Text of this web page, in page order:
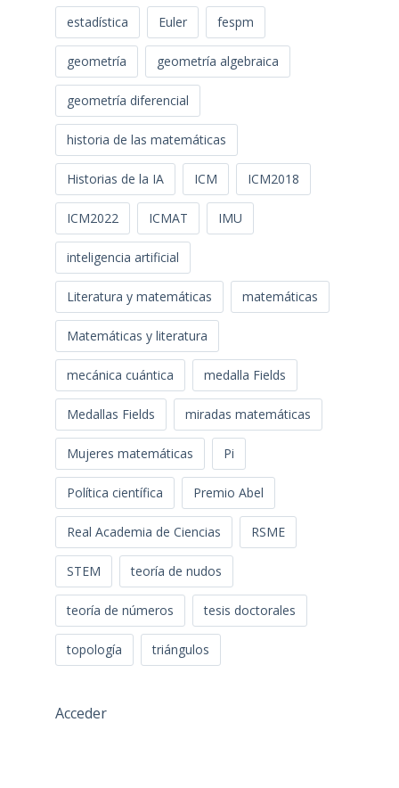
estadística Euler fespm
geometría geometría algebraica
geometría diferencial
historia de las matemáticas
Historias de la IA ICM ICM2018
ICM2022 ICMAT IMU
inteligencia artificial
Literatura y matemáticas matemáticas
Matemáticas y literatura
mecánica cuántica medalla Fields
Medallas Fields miradas matemáticas
Mujeres matemáticas Pi
Política científica Premio Abel
Real Academia de Ciencias RSME
STEM teoría de nudos
teoría de números tesis doctorales
topología triángulos
Acceder